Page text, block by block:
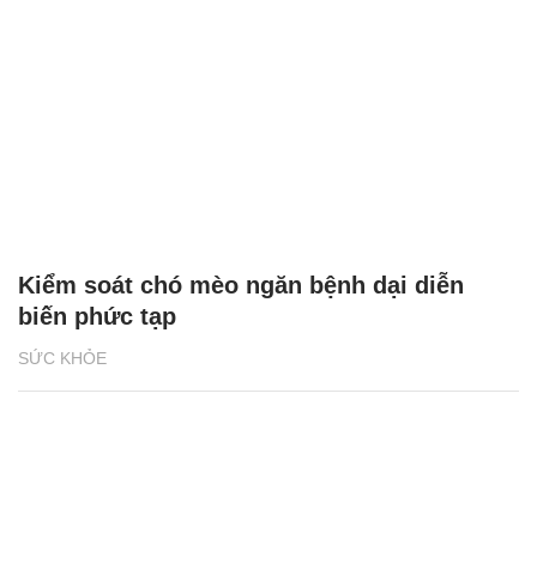
SỨC KHỎE
Kiểm soát chó mèo ngăn bệnh dại diễn
biến phức tạp